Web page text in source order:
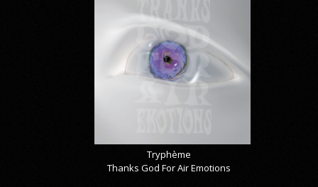
Tryphème
Thanks God For Air Emotions